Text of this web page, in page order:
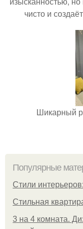
чисто и
Шикарный
Популярные
Стили
Стильная
3 на 4 комната.